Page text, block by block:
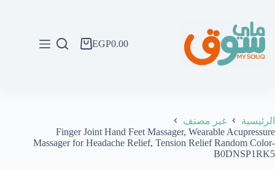
المحتوى
عربةEGP0.00
الرئيسية
غير مصنف
Finger Joint Hand Feet Massager, Wearable Acupressure
Massager for Headache Relief, Tension Relief Random Color-
B0DNSP1RK5